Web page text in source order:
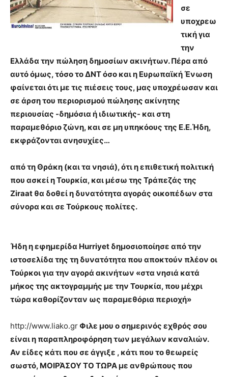
σε
υποχρεω
τική για
την
Ελλάδα την πώληση δημοσίων ακινήτων. Πέρα από
αυτό όμως, τόσο το ΔΝΤ όσο και η Ευρωπαϊκή Ένωση
φαίνεται ότι με τις πιέσεις τους, μας υποχρέωσαν και
σε άρση του περιορισμού πώλησης ακίνητης
περιουσίας -δημόσια ή ιδιωτικής- και στη
παραμεθόριο ζώνη, και σε μη υπηκόους της Ε.Ε.Ήδη,
εκφράζονται ανησυχίες…
από τη Θράκη (και τα νησιά), ότι η επιθετική πολιτική
που ασκεί η Τουρκία, και μέσω της Τράπεζάς της
Ziraat θα δοθεί η δυνατότητα αγοράς οικοπέδων στα
σύνορα και σε Τούρκους πολίτες.
Ήδη η εφημερίδα Hurriyet δημοσιοποίησε από την
ιστοσελίδα της τη δυνατότητα που αποκτούν πλέον οι
Τούρκοι για την αγορά ακινήτων «στα νησιά κατά
μήκος της ακτογραμμής με την Τουρκία, που μέχρι
τώρα καθορίζονταν ως παραμεθόρια περιοχή»
http://www.liako.gr Φιλε μου ο σημερινός εχθρός σου
είναι η παραπληροφόρηση των μεγάλων καναλιών.
Αν είδες κάτι που σε άγγιξε , κάτι που το θεωρείς
σωστό, ΜΟΙΡΆΣΟΥ ΤΟ ΤΩΡΑ με ανθρώπους που